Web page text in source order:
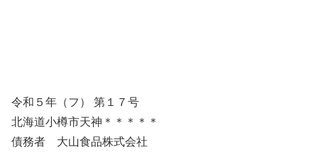
令和５年（フ） 第１７号
北海道小樽市天神＊＊＊＊＊
債務者 大山食品株式会社